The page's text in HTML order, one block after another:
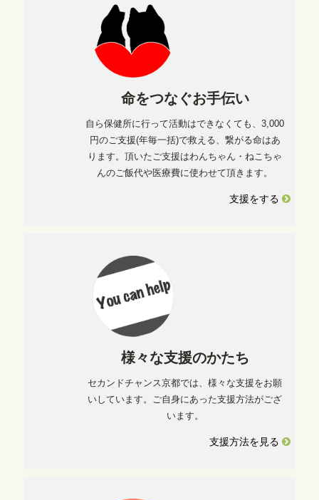
命をつなぐお手伝い
自ら保健所に行って活動はできなくても、3,000
円のご支援(年毎一括)で救える、繋がる命はあ
ります。頂いたご支援はわんちゃん・ねこちゃ
んのご飯代や医療費に使わせて頂きます。
支援をする
様々な支援のかたち
セカンドチャンス京都では、様々な支援をお願
いしています。ご自身にあった支援方法がござ
います。
支援方法を見る